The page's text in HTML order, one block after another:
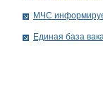
МЧС
Единая база